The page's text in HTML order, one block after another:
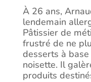
À 26 ans,
lendemain
Pâtissier de
frustré de ne
desserts à
noisette. Il
produits